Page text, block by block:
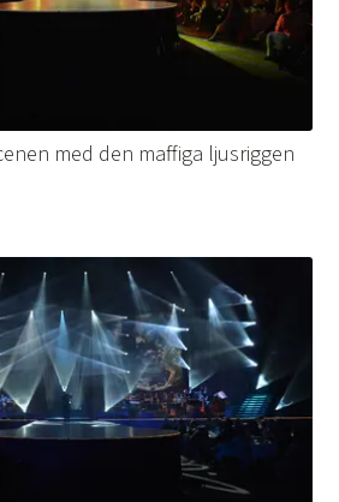
med den maffiga ljusriggen